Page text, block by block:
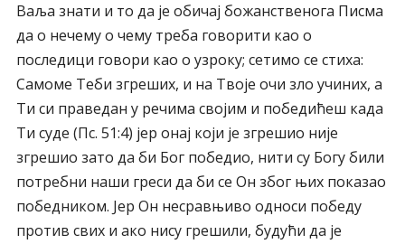
Ваља знати и то да је обичај божанственога Писма
да о нечему о чему треба говорити као о
последици говори као о узроку; сетимо се стиха:
Самоме Теби згреших, и на Твоје очи зло учиних, a
Ти си праведан у речима својим и победићеш када
Ти суде (Пс. 51:4) јер онај који је згрешио није
згрешио зато да би Бог победио, нити су Богу били
потребни наши греси да би се Он због њих показао
победником. Јер Он несравњиво односи победу
против свих и ако нису грешили, будући да је